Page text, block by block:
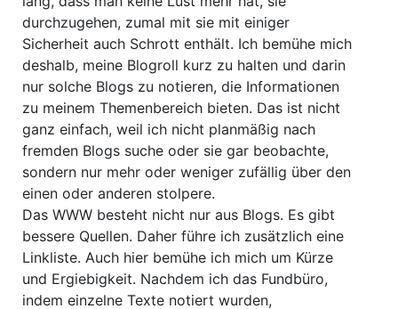
durchzugehen, zumal mit sie mit einiger
Sicherheit auch Schrott enthält. Ich bemühe mich
deshalb, meine Blogroll kurz zu halten und darin
nur solche Blogs zu notieren, die Informationen
zu meinem Themenbereich bieten. Das ist nicht
ganz einfach, weil ich nicht planmäßig nach
fremden Blogs suche oder sie gar beobachte,
sondern nur mehr oder weniger zufällig über den
einen oder anderen stolpere.
Das WWW besteht nicht nur aus Blogs. Es gibt
bessere Quellen. Daher führe ich zusätzlich eine
Linkliste. Auch hier bemühe ich mich um Kürze
und Ergiebigkeit. Nachdem ich das Fundbüro,
indem einzelne Texte notiert wurden,